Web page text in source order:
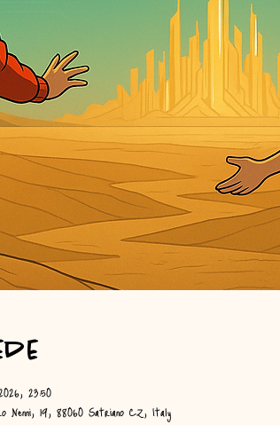
23:50
Nenni, 19, 88060 Satriano CZ, Italy